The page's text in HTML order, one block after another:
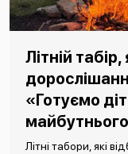
Літній
«Готуємо
Літні табори, які